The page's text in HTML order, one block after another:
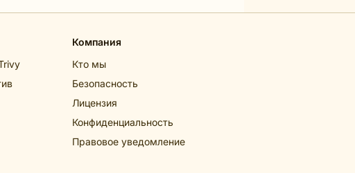
Компания
Кто мы
Безопасность
Лицензия
Конфиденциальность
Правовое уведомление